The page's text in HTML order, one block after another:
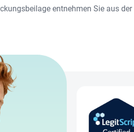
entnehmen Sie aus der